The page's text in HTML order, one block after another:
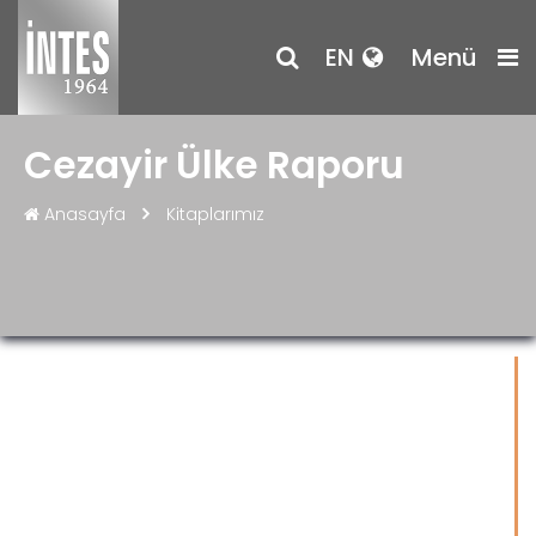
EN Menü
Cezayir Ülke Raporu
Anasayfa Kitaplarımız